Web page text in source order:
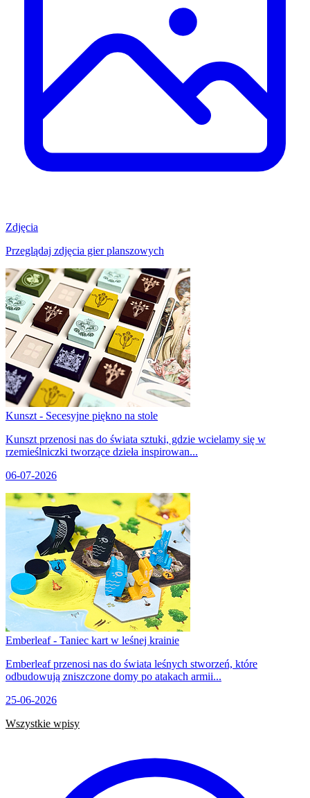
Zdjęcia
Przeglądaj zdjęcia gier planszowych
Kunszt - Secesyjne piękno na stole
Kunszt przenosi nas do świata sztuki, gdzie wcielamy się w
rzemieślniczki tworzące dzieła inspirowan...
06-07-2026
Emberleaf - Taniec kart w leśnej krainie
Emberleaf przenosi nas do świata leśnych stworzeń, które
odbudowują zniszczone domy po atakach armii...
25-06-2026
Wszystkie wpisy